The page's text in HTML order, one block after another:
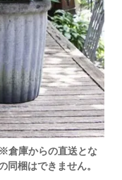
庫からの直送とな
同梱はできません。